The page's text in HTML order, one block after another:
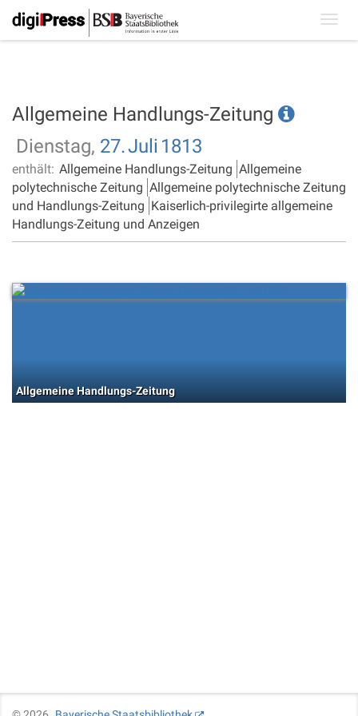
Allgemeine Handlungs-Zeitung
Dienstag, 27.Juli 1813
enthält: Allgemeine Handlungs-Zeitung Allgemeine
polytechnische Zeitung Allgemeine polytechnische Zeitung
und Handlungs-Zeitung Kaiserlich-privilegirte allgemeine
Handlungs-Zeitung und Anzeigen
Allgemeine Handlungs-Zeitung